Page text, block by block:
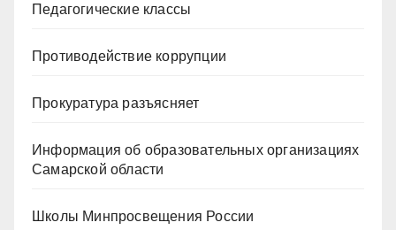
Педагогические классы
Противодействие коррупции
Прокуратура разъясняет
Информация об образовательных организациях
Самарской области
Школы Минпросвещения России